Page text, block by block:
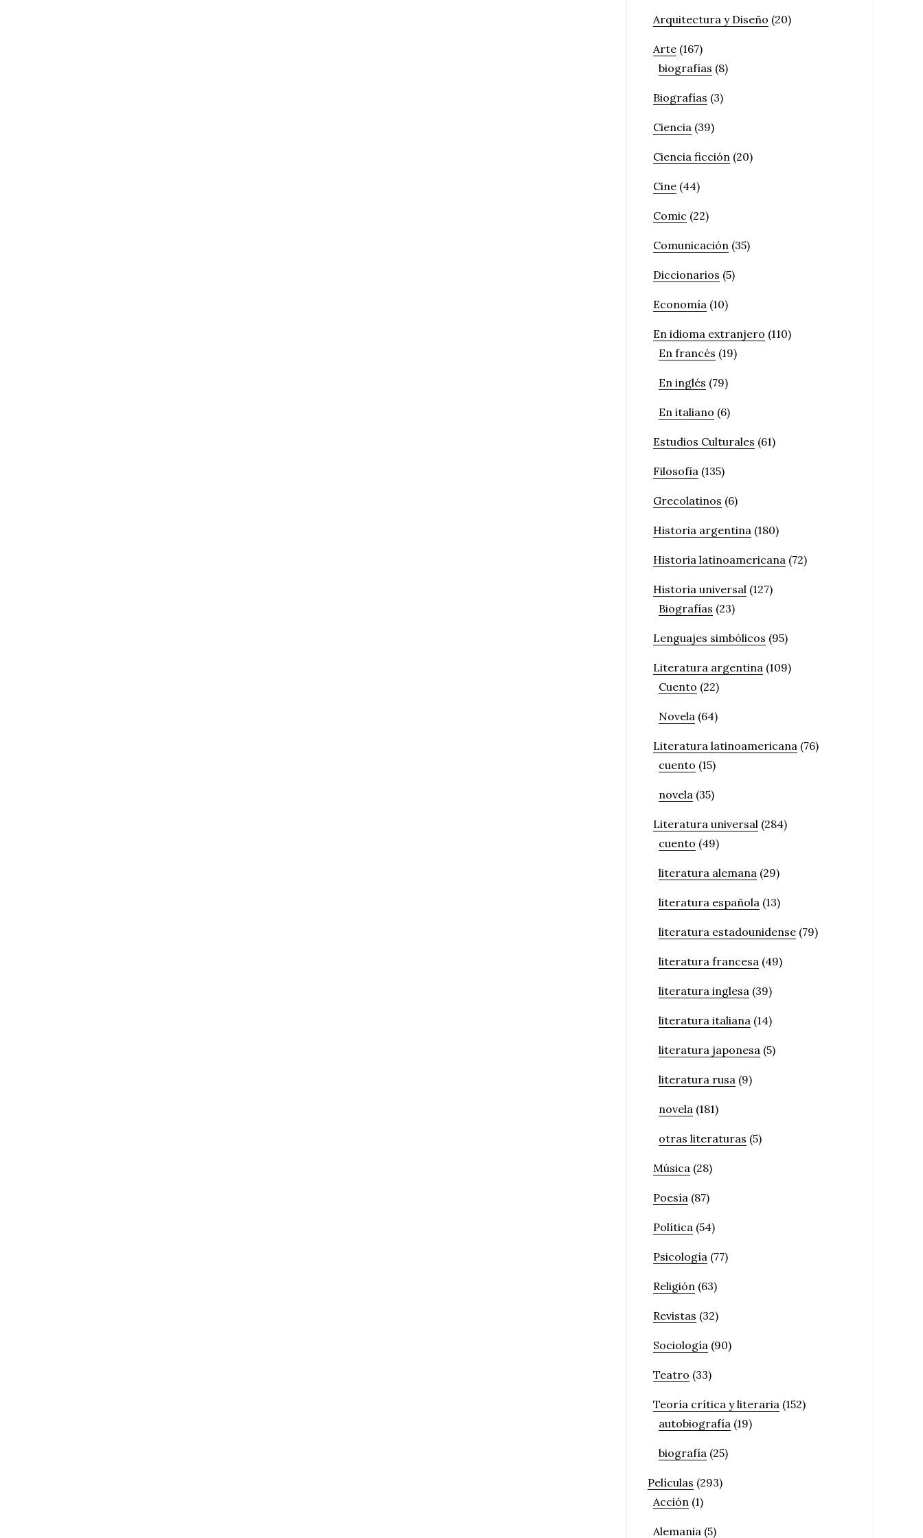
Arquitectura y Diseño (20)
Arte (167)
biografías (8)
Biografías (3)
Ciencia (39)
Ciencia ficción (20)
Cine (44)
Comic (22)
Comunicación (35)
Diccionarios (5)
Economía (10)
En idioma extranjero (110)
En francés (19)
En inglés (79)
En italiano (6)
Estudios Culturales (61)
Filosofía (135)
Grecolatinos (6)
Historia argentina (180)
Historia latinoamericana (72)
Historia universal (127)
Biografías (23)
Lenguajes simbólicos (95)
Literatura argentina (109)
Cuento (22)
Novela (64)
Literatura latinoamericana (76)
cuento (15)
novela (35)
Literatura universal (284)
cuento (49)
literatura alemana (29)
literatura española (13)
literatura estadounidense (79)
literatura francesa (49)
literatura inglesa (39)
literatura italiana (14)
literatura japonesa (5)
literatura rusa (9)
novela (181)
otras literaturas (5)
Música (28)
Poesía (87)
Política (54)
Psicología (77)
Religión (63)
Revistas (32)
Sociología (90)
Teatro (33)
Teoría crítica y literaria (152)
autobiografía (19)
biografía (25)
Películas (293)
Acción (1)
Alemania (5)